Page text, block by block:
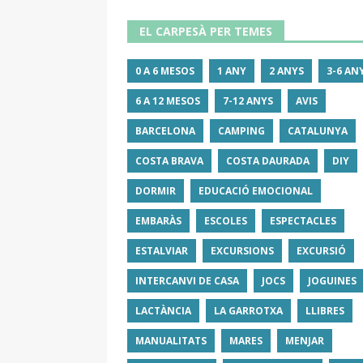
EL CARPESÀ PER TEMES
0 A 6 MESOS 1 ANY 2 ANYS 3-6
6 A 12 MESOS 7-12 ANYS AVIS
BARCELONA CAMPING CATALUNYA
COSTA BRAVA COSTA DAURADA DIY
DORMIR EDUCACIÓ EMOCIONAL
EMBARÀS ESCOLES ESPECTACLES
ESTALVIAR EXCURSIONS EXCURSIÓ
INTERCANVI DE CASA JOCS JOGUINES
LACTÀNCIA LA GARROTXA LLIBRES
MANUALITATS MARES MENJAR